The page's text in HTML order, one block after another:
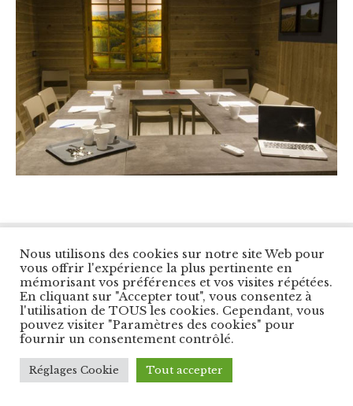
Reserved.
Designed byCybernet Int.
Nous utilisons des cookies sur notre site Web pour
vous offrir l'expérience la plus pertinente en
mémorisant vos préférences et vos visites répétées.
En cliquant sur "Accepter tout", vous consentez à
l'utilisation de TOUS les cookies. Cependant, vous
pouvez visiter "Paramètres des cookies" pour
fournir un consentement contrôlé.
Réglages Cookie Tout accepter